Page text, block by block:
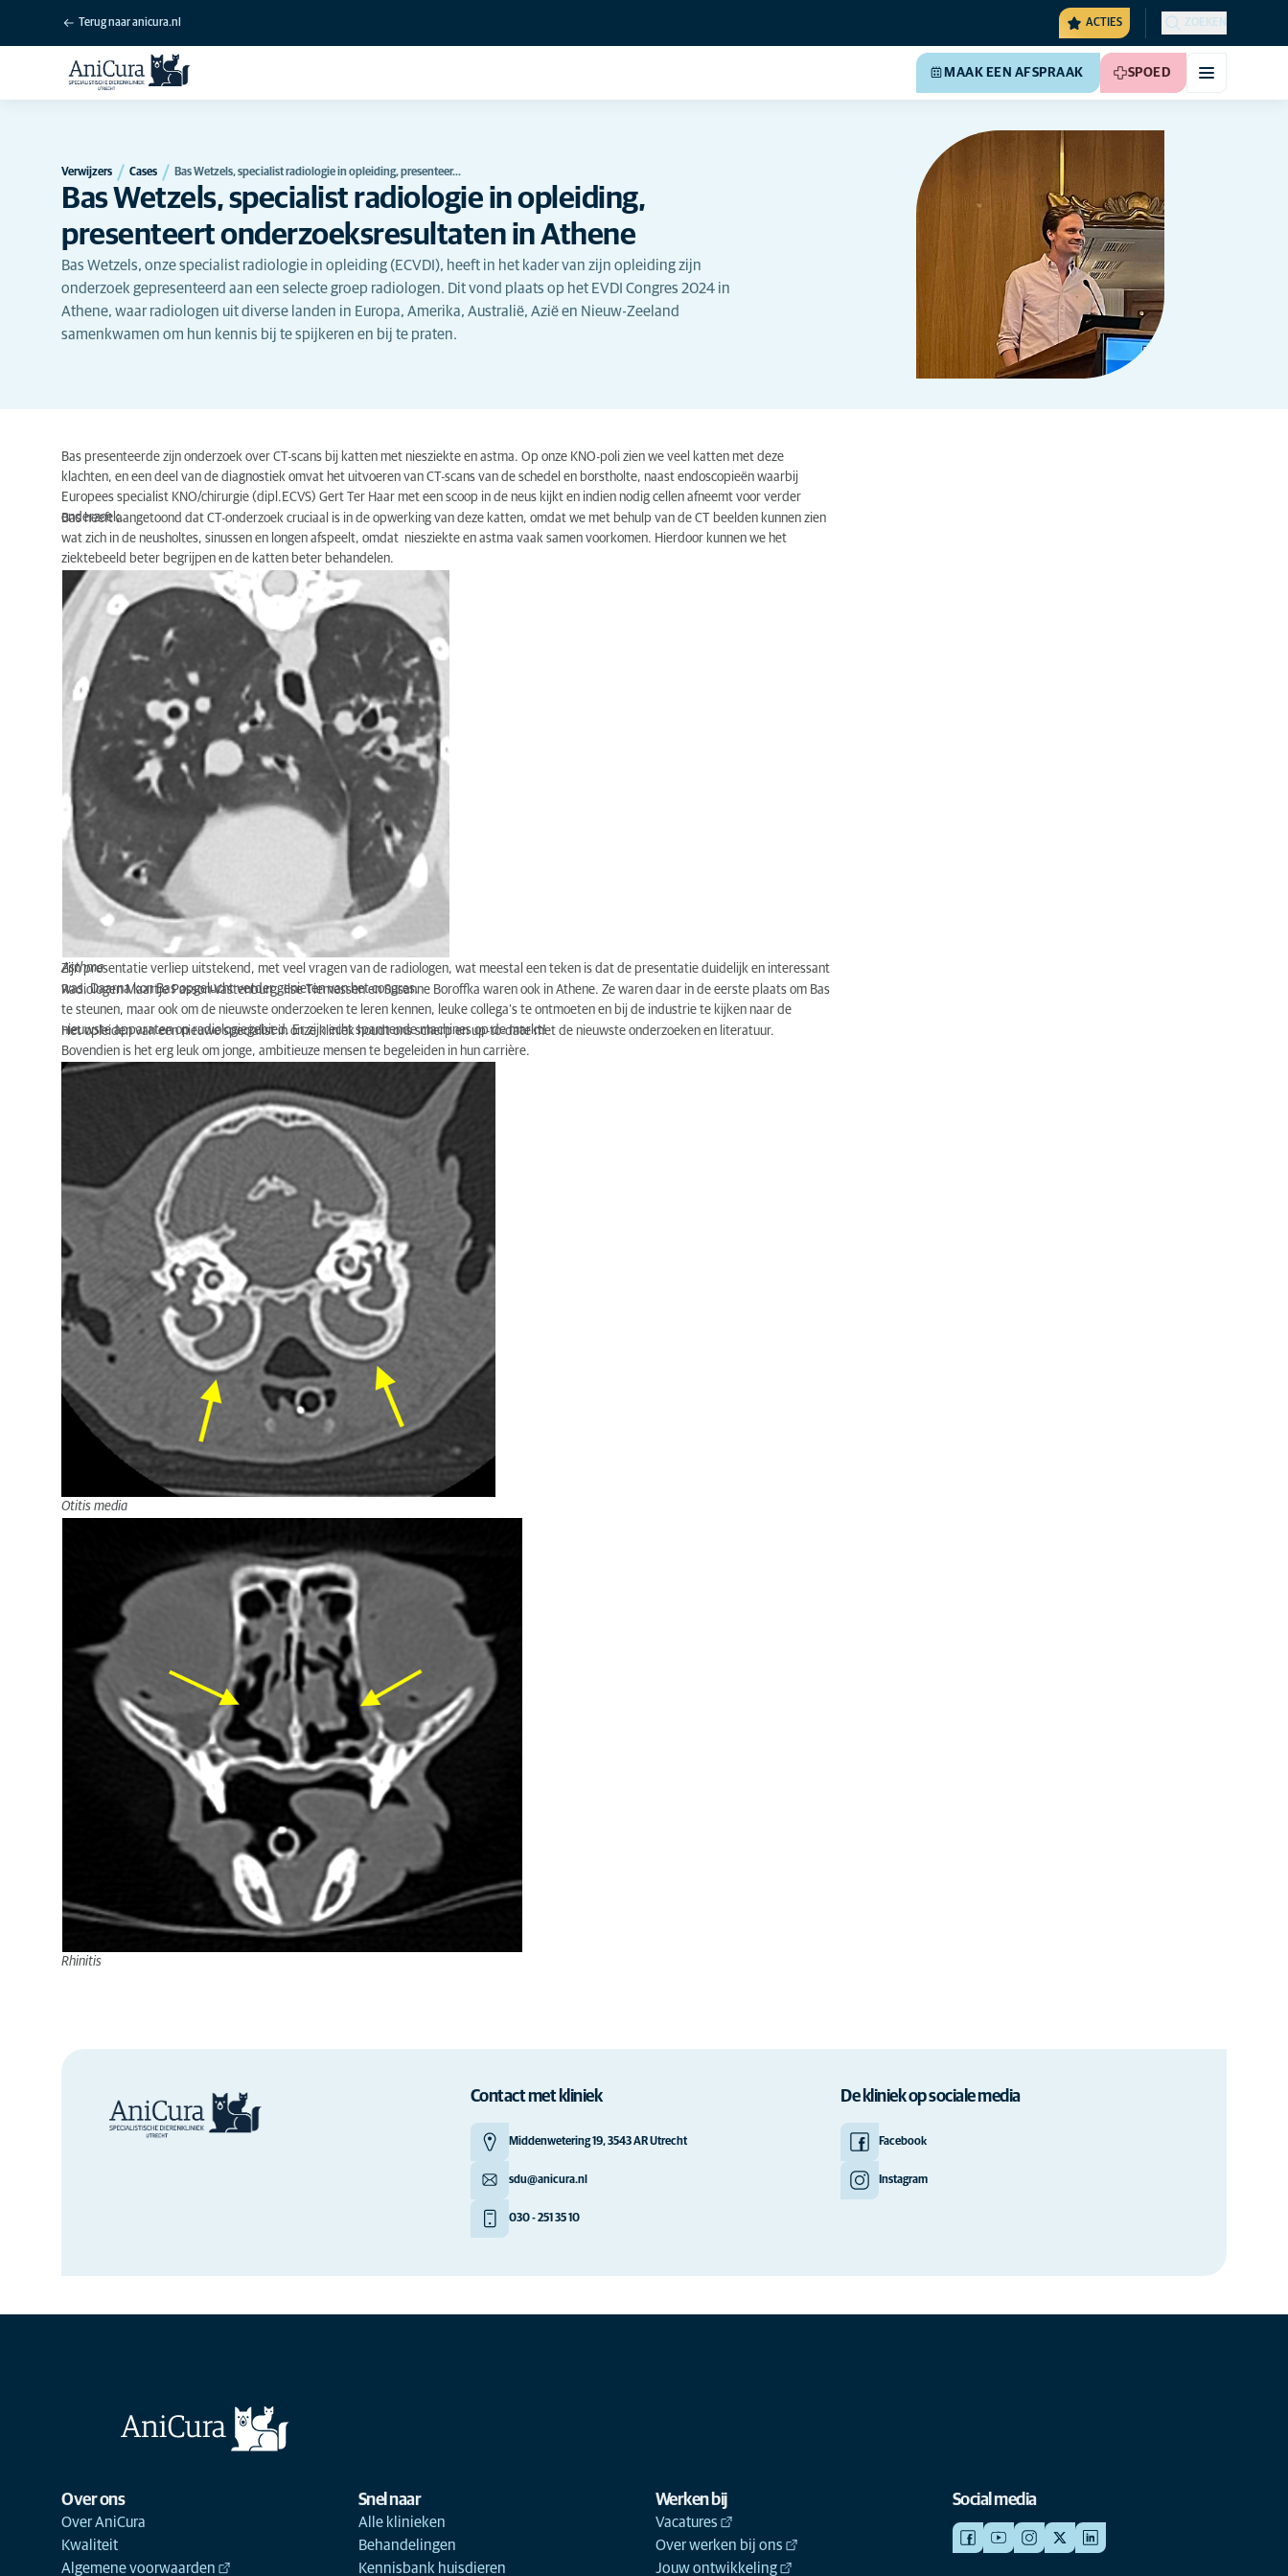
Terug naar anicura.nl ACTIES ZOEKEN
MAAK EEN AFSPRAAK SPOED
Verwijzers Cases Bas Wetzels, specialist radiologie in opleiding, presenteer…
Bas Wetzels, specialist radiologie in opleiding,
presenteert onderzoeksresultaten in Athene
Bas Wetzels, onze specialist radiologie in opleiding (ECVDI), heeft in het kader van zijn opleiding zijn
onderzoek gepresenteerd aan een selecte groep radiologen. Dit vond plaats op het EVDI Congres 2024 in
Athene, waar radiologen uit diverse landen in Europa, Amerika, Australië, Azië en Nieuw-Zeeland
samenkwamen om hun kennis bij te spijkeren en bij te praten.
Bas presenteerde zijn onderzoek over CT-scans bij katten met niesziekte en astma. Op onze KNO-poli zien we veel katten met deze
klachten, en een deel van de diagnostiek omvat het uitvoeren van CT-scans van de schedel en borstholte, naast endoscopieën waarbij
Europees specialist KNO/chirurgie (dipl.ECVS) Gert Ter Haar met een scoop in de neus kijkt en indien nodig cellen afneemt voor verder
onderzoek.
Bas heeft aangetoond dat CT-onderzoek cruciaal is in de opwerking van deze katten, omdat we met behulp van de CT beelden kunnen zien
wat zich in de neusholtes, sinussen en longen afspeelt, omdat niesziekte en astma vaak samen voorkomen. Hierdoor kunnen we het
ziektebeeld beter begrijpen en de katten beter behandelen.
Asthma
Zijn presentatie verliep uitstekend, met veel vragen van de radiologen, wat meestal een teken is dat de presentatie duidelijk en interessant
was. Daarna kon Bas opgelucht verder genieten van het congres.
Radiologen Maartje Passon-Vastenburg, Ilse Tiemessen en Susanne Boroffka waren ook in Athene. Ze waren daar in de eerste plaats om Bas
te steunen, maar ook om de nieuwste onderzoeken te leren kennen, leuke collega’s te ontmoeten en bij de industrie te kijken naar de
nieuwste apparaten op radiologiegebied. Er zijn echt spannende machines op de markt!
Het opleiden van een nieuwe specialist in onze kliniek houdt ons scherp en up-to-date met de nieuwste onderzoeken en literatuur.
Bovendien is het erg leuk om jonge, ambitieuze mensen te begeleiden in hun carrière.
Otitis media
Rhinitis
Contact met kliniek
Middenwetering 19, 3543 AR Utrecht
sdu@anicura.nl
030 - 251 35 10
De kliniek op sociale media
Facebook
Instagram
Over ons
Over AniCura
Kwaliteit
Algemene voorwaarden
Snel naar
Alle klinieken
Behandelingen
Kennisbank huisdieren
Werken bij
Vacatures
Over werken bij ons
Jouw ontwikkeling
Social media